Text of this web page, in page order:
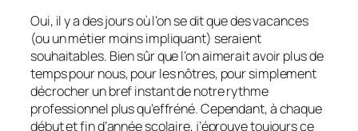
Oui, il y a des jours où l’on se dit que des vacances
(ou un métier moins impliquant) seraient
souhaitables. Bien sûr que l’on aimerait avoir plus de
temps pour nous, pour les nôtres, pour simplement
décrocher un bref instant de notre rythme
professionnel plus qu’effréné. Cependant, à chaque
début et fin d’année scolaire, j’éprouve toujours ce